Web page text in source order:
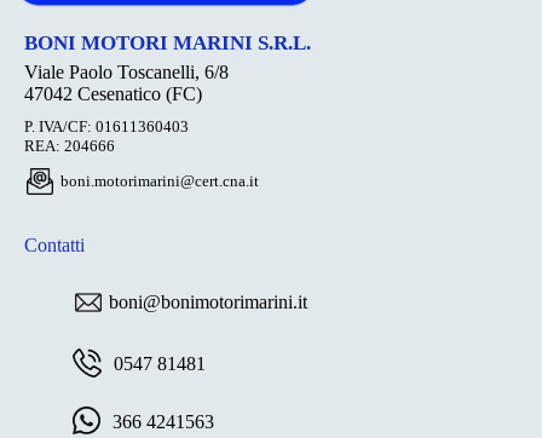
BONI MOTORI MARINI S.R.L.
Viale Paolo Toscanelli, 6/8
47042 Cesenatico (FC)
P. IVA/CF: 01611360403
REA: 204666
boni.motorimarini@cert.cna.it
Contatti
boni@bonimotorimarini.it
0547 81481
366 4241563